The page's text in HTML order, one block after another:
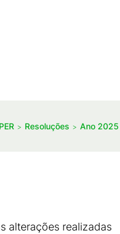
Resoluções Ano 2025
alterações realizadas